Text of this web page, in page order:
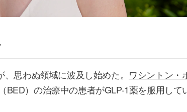
思わぬ領域に波及し始めた。 ワシントン・
）の治療中の患者がGLP-1薬を服用して